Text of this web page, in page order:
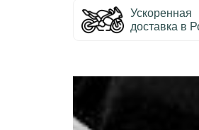
Ускоренная
доставка в